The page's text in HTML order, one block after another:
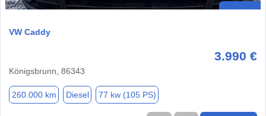
VW Caddy
3.990 €
Königsbrunn, 86343
260.000 km Diesel 77 kw (105 PS)